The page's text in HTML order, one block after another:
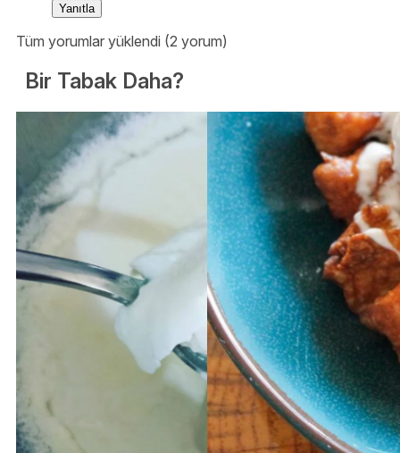
Yanıtla
Tüm yorumlar yüklendi (2 yorum)
Bir Tabak Daha?